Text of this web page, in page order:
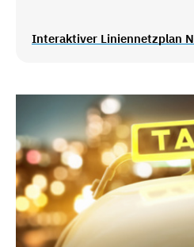
Interaktiver Liniennetzplan